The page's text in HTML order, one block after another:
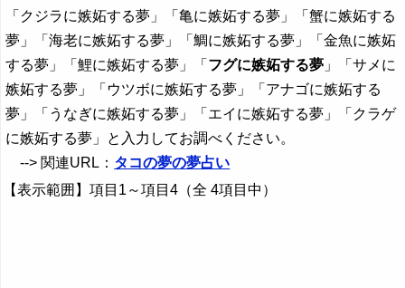
「クジラに嫉妬する夢」「亀に嫉妬する夢」「蟹に嫉妬する
夢」「海老に嫉妬する夢」「鯛に嫉妬する夢」「金魚に嫉妬
する夢」「鯉に嫉妬する夢」「 フグに嫉妬する夢 」「サメに
嫉妬する夢」「ウツボに嫉妬する夢」「アナゴに嫉妬する
夢」「うなぎに嫉妬する夢」「エイに嫉妬する夢」「クラゲ
に嫉妬する夢」と入力してお調べください。
--> 関連URL： タコの夢の夢占い
【表示範囲】項目1～項目4（全 4項目中）